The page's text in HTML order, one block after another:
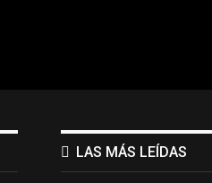
LAS MÁS LEÍDAS